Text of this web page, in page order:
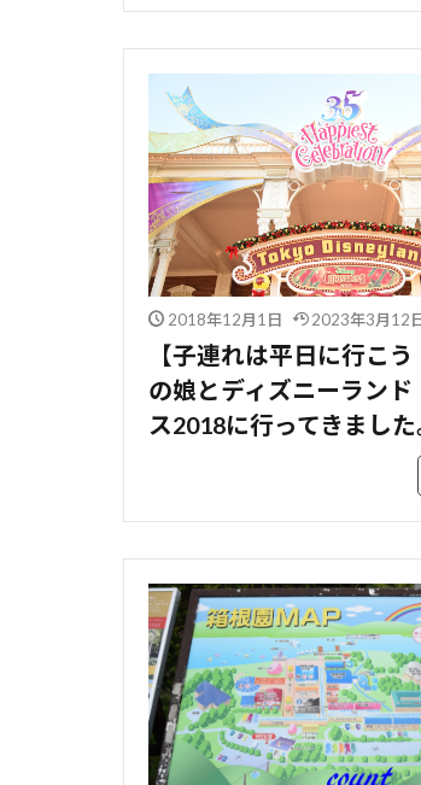
2018年12月1日 2023年3月12
【子連れは平日に行こ
の娘とディズニーラン
ス2018に行ってきました